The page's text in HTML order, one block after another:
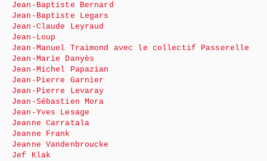
Jean-Baptiste Bernard
Jean-Baptiste Legars
Jean-Claude Leyraud
Jean-Loup
Jean-Manuel Traimond avec le collectif Passerelle
Jean-Marie Danyès
Jean-Michel Papazian
Jean-Pierre Garnier
Jean-Pierre Levaray
Jean-Sébastien Mora
Jean-Yves Lesage
Jeanne Carratala
Jeanne Frank
Jeanne Vandenbroucke
Jef Klak